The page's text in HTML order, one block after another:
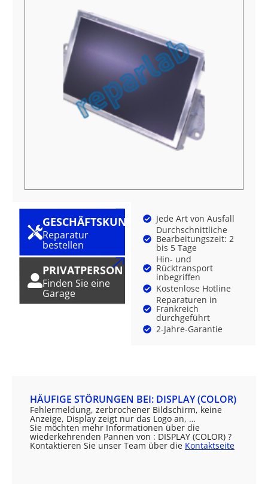
GESCHÄFTSKUNDE
Reparatur
bestellen
PRIVATPERSON
Finden Sie eine
Garage
Jede Art von Ausfall
Durchschnittliche
Bearbeitungszeit: 2
bis 5 Tage
Hin- und
Rücktransport
inbegriffen
Kostenlose Hotline
Reparaturen in
Frankreich
durchgeführt
2-Jahre-Garantie
HÄUFIGE STÖRUNGEN BEI: DISPLAY (COLOR)
Fehlermeldung, zerbrochener Bildschirm, keine
Anzeige, Display zeigt nur das Logo an, …
Sie möchten mehr Informationen über die
wiederkehrenden Pannen von : DISPLAY (COLOR) ?
Kontaktieren Sie unser Team über die Kontaktseite